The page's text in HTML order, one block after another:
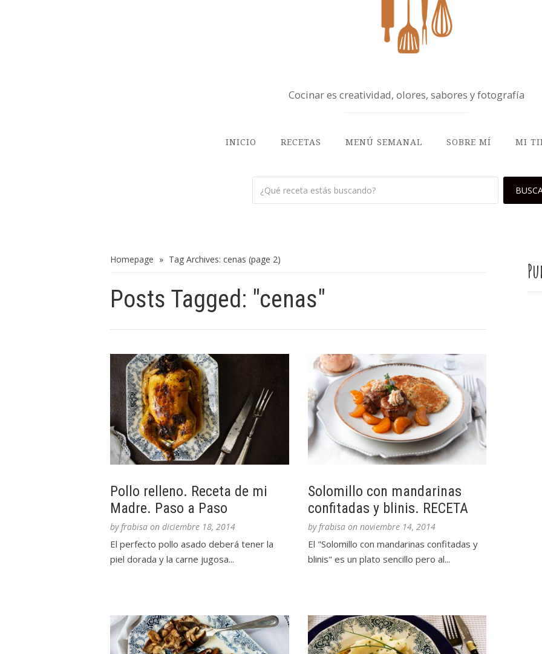
Cocinar es creatividad, olores, sabores y fotografía
INICIO RECETAS MENÚ SEMANAL SOBRE MÍ MI
Homepage » Tag Archives: cenas (page 2)
Posts Tagged: "cenas"
Pollo relleno. Receta de mi
Madre. Paso a Paso
byfrabisa on diciembre 18, 2014
El perfecto pollo asado deberá tener la
piel dorada y la carne jugosa...
Solomillo con mandarinas
confitadas y blinis. RECETA
byfrabisa on noviembre 14, 2014
El "Solomillo con mandarinas confitadas y
blinis" es un plato sencillo pero al...